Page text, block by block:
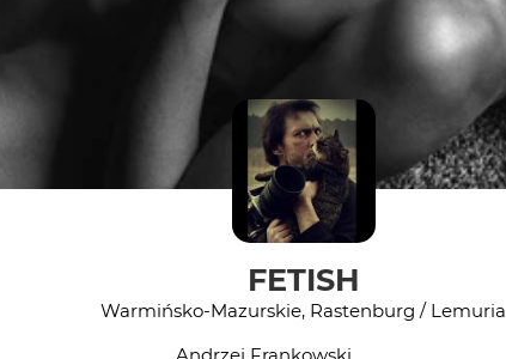
FETISH
Warmińsko-Mazurskie, Rastenburg / Lemuria